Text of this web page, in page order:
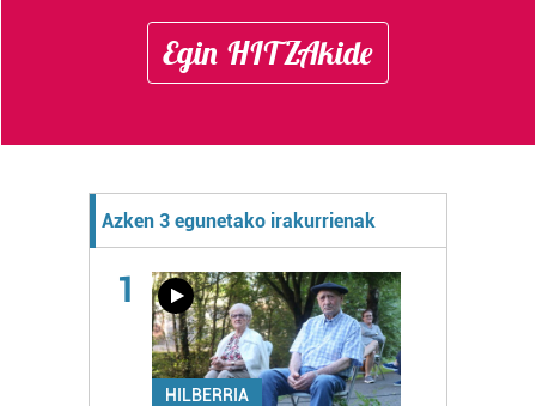
Egin HITZAkide
Azken 3 egunetako irakurrienak
1
HILBERRIA